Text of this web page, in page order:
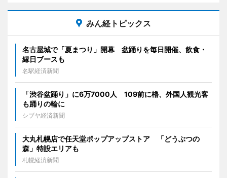
みん経トピックス
名古屋城で「夏まつり」開幕 盆踊りを毎日開催、飲食・
縁日ブースも
名駅経済新聞
「渋谷盆踊り」に6万7000人 109前に櫓、外国人観光客
も踊りの輪に
シブヤ経済新聞
大丸札幌店で任天堂ポップアップストア 「どうぶつの
森」特設エリアも
札幌経済新聞